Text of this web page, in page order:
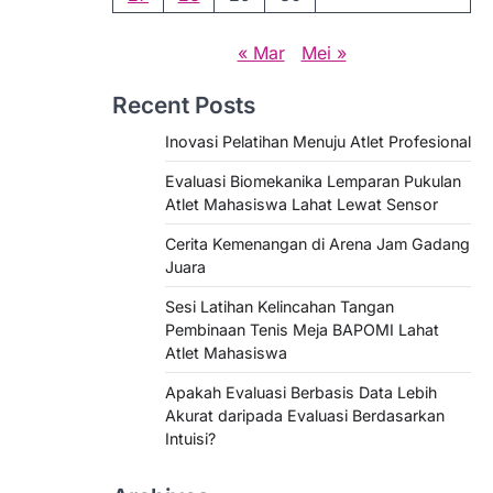
« Mar Mei »
Recent Posts
Inovasi Pelatihan Menuju Atlet Profesional
Evaluasi Biomekanika Lemparan Pukulan
Atlet Mahasiswa Lahat Lewat Sensor
Cerita Kemenangan di Arena Jam Gadang
Juara
Sesi Latihan Kelincahan Tangan
Pembinaan Tenis Meja BAPOMI Lahat
Atlet Mahasiswa
Apakah Evaluasi Berbasis Data Lebih
Akurat daripada Evaluasi Berdasarkan
Intuisi?